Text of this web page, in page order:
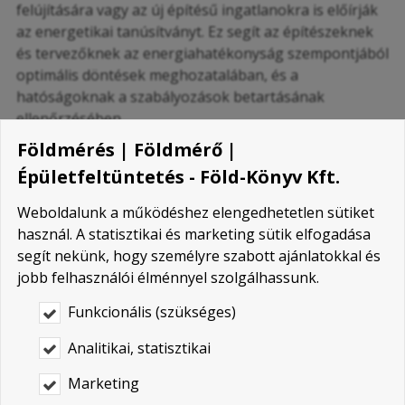
felújítására vagy az új építésű ingatlanokra is előírják
az energetikai tanúsítványt. Ez segít az építészeknek
és tervezőknek az energiahatékonyság szempontjából
optimális döntések meghozatalában, és a
hatóságoknak a szabályozások betartásának
ellenőrzésében.
Ingatlanhitel és támogatások:
az energetikai tanúsítványok szükségesek lehetnek
ahhoz, hogy az ingatlantulajdonosok igénybe
vehessék az energia megtakarításokra vagy
fenntarthatósági intézkedésekre vonatkozó
kormányzati támogatásokat vagy kedvezményes
hiteleket.
Az energetikai tanúsítvány
elkészítésének lépései
Általánosságban elmondható, hogy egy energetikai
Földmérés | Földmérő |
Épületfeltüntetés - Föld-Könyv Kft.
Weboldalunk a működéshez elengedhetetlen sütiket
használ. A statisztikai és marketing sütik elfogadása
segít nekünk, hogy személyre szabott ajánlatokkal és
jobb felhasználói élménnyel szolgálhassunk.
Funkcionális (szükséges)
Analitikai, statisztikai
Marketing